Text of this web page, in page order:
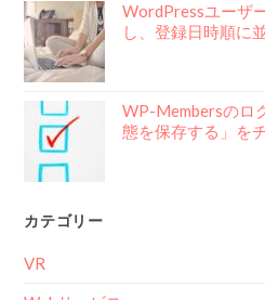
WordPressユーザ
し、登録日時順に
WP-Membersのロ
態を保存する」を
カテゴリー
VR